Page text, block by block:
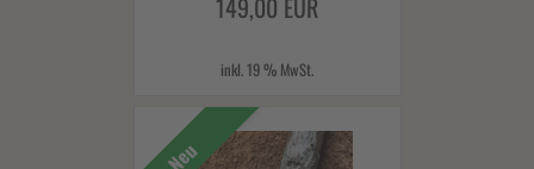
inkl. 19 % MwSt.
Neu